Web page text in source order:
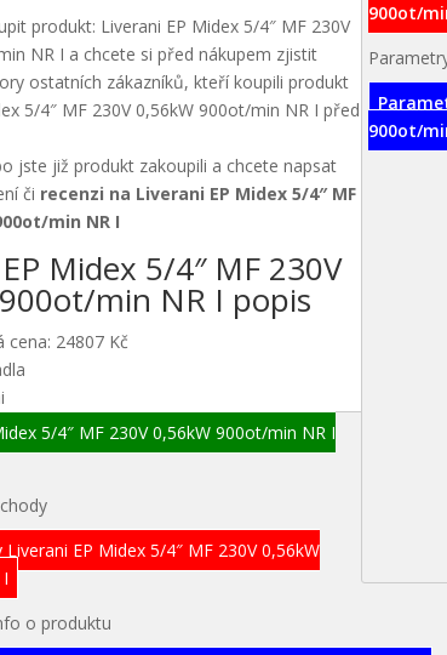
900ot/
900ot/
produkt: Liverani EP Midex 5/4″ MF 230V
NR I a chcete si před nákupem zjistit
ostatních zákazníků, kteří koupili produkt
5/4″ MF 230V 0,56kW 900ot/min NR I před
jste již produkt zakoupili a chcete napsat
či recenzi na Liverani EP Midex 5/4″ MF
min NR I
Midex 5/4″ MF 230V
min NR I popis
cena: 24807 Kč
5/4″ MF 230V 0,56kW 900ot/min NR I
Liverani EP Midex 5/4″ MF 230V 0,56kW
o produktu